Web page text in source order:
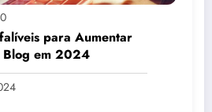
0
para Aumentar
Blog em 2024